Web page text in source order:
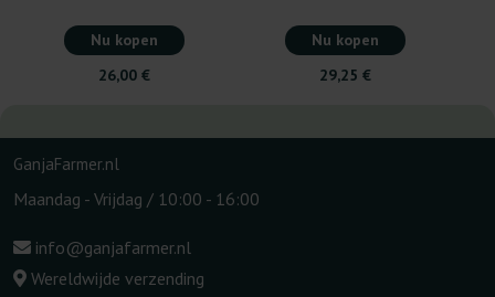
Nu kopen
26,00 €
Nu kopen
29,25 €
GanjaFarmer.nl
Maandag - Vrijdag / 10:00 - 16:00
info@ganjafarmer.nl
Wereldwijde verzending